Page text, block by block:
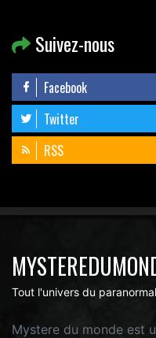
Suivez-nous
Facebook
Twitter
RSS
Tout l'univers du paranormal
Mystere du monde est